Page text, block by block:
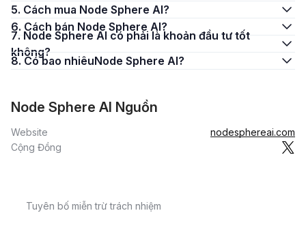
5. Cách mua Node Sphere AI?
6. Cách bán Node Sphere AI?
7. Node Sphere AI có phải là khoản đầu tư tốt
không?
8. Có bao nhiêuNode Sphere AI?
Node Sphere AI Nguồn
Website
nodesphereai.com
Cộng Đồng
Tuyên bố miễn trừ trách nhiệm